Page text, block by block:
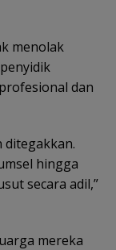
menolak
dan
ditegakkan.
hingga
secara adil,”
mereka